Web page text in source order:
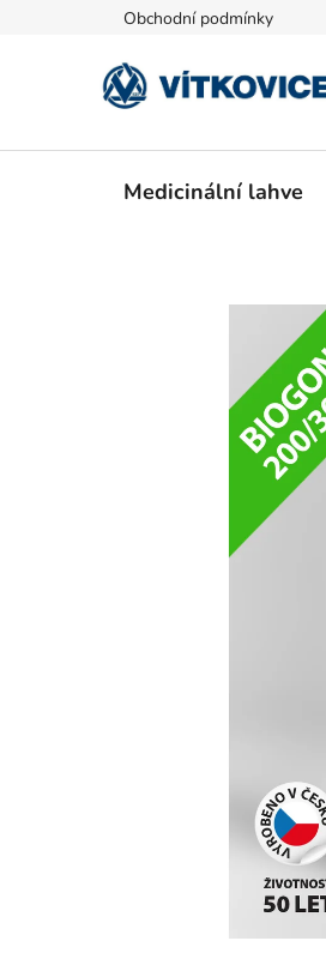
Obchodní podmínky
Medicinální lahve